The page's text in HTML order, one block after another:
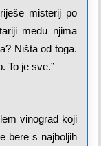
misterij po
među njima
Ništa od toga.
To je sve.”
vinograd koji
bere s najboljih